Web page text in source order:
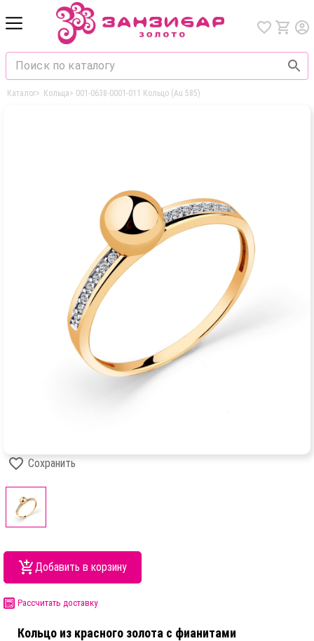
Каталог> Кольца> 001-0638-0001-011 Кольцо (Au 585)
Сохранить
Добавить в корзину
Рассчитать доставку
Кольцо из красного золота c фианитами